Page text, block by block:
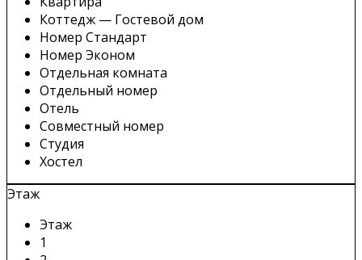
Коттедж — Гостевой дом
Номер Стандарт
Номер Эконом
Отдельная комната
Отдельный номер
Отель
Совместный номер
Студия
Хостел
Этаж
Этаж
1